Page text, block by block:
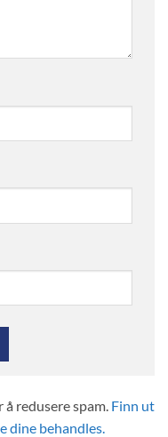
redusere spam. Finn ut
dine behandles.